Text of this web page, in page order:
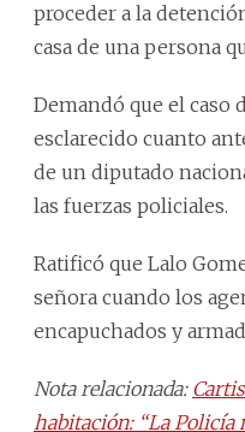
proceder a la
casa de una persona
Demandó que el caso
esclarecido cuanto
de un diputado
las fuerzas policiales.
Ratificó que Lalo
señora cuando los
encapuchados y
Nota relacionada:
habitación: “La Policía